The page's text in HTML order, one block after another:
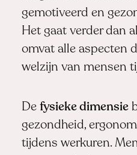
gemotiveerd en
Het gaat verder dan
omvat alle aspecten
welzijn van mensen
De fysieke dimensie
gezondheid,
tijdens werkuren.